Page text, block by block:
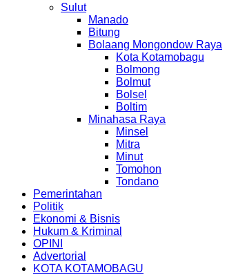
Sulut
Manado
Bitung
Bolaang Mongondow Raya
Kota Kotamobagu
Bolmong
Bolmut
Bolsel
Boltim
Minahasa Raya
Minsel
Mitra
Minut
Tomohon
Tondano
Pemerintahan
Politik
Ekonomi & Bisnis
Hukum & Kriminal
OPINI
Advertorial
KOTA KOTAMOBAGU